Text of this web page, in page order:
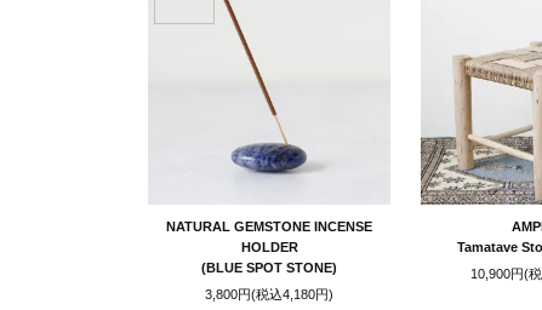
NATURAL GEMSTONE INCENSE
HOLDER
(BLUE SPOT STONE)
3,800円(税込4,180円)
Tamatave
10,900円(